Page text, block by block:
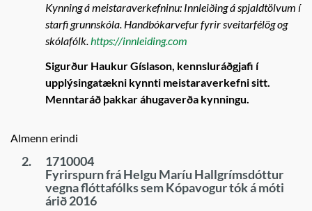
Kynning á meistaraverkefninu: Innleiðing á spjaldtölvum í
starfi grunnskóla. Handbókarvefur fyrir sveitarfélög og
skólafólk.https://innleiding.com
Sigurður Haukur Gíslason, kennsluráðgjafi í
upplýsingatækni kynnti meistaraverkefni sitt.
Menntaráð þakkar áhugaverða kynningu.
Almenn erindi
2.
1710004
Fyrirspurn frá Helgu Maríu Hallgrímsdóttur
vegna flóttafólks sem Kópavogur tók á móti
árið 2016